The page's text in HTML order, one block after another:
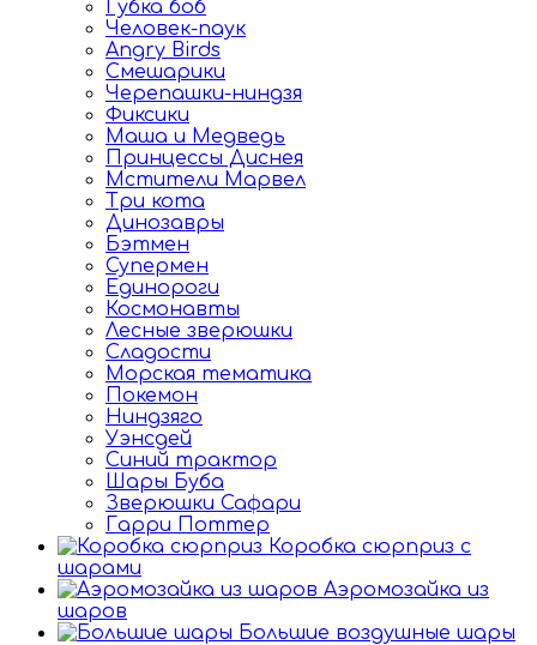
Губка боб
Человек-паук
Angry Birds
Смешарики
Черепашки-ниндзя
Фиксики
Маша и Медведь
Принцессы Диснея
Мстители Марвел
Три кота
Динозавры
Бэтмен
Супермен
Единороги
Космонавты
Лесные зверюшки
Сладости
Морская тематика
Покемон
Ниндзяго
Уэнсдей
Синий трактор
Шары Буба
Зверюшки Сафари
Гарри Поттер
Коробка сюрприз с
шарами
Аэромозайка из
шаров
Большие воздушные шары